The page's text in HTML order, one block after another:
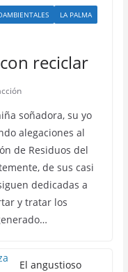
LA PALMA
reciclar
soñadora, su yo
alegaciones al
de Residuos del
de sus casi
dedicadas a
y tratar los
El angustioso